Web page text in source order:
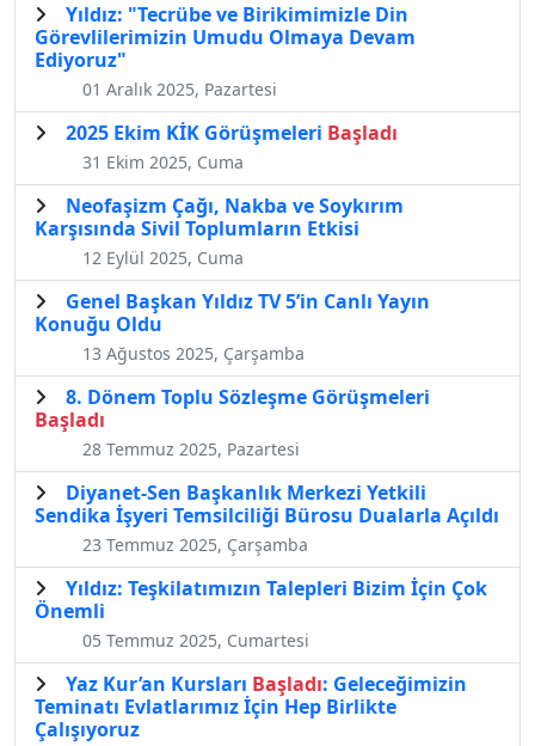
Yıldız: "Tecrübe ve Birikimimizle Din
Görevlilerimizin Umudu Olmaya Devam
Ediyoruz"
01 Aralık 2025, Pazartesi
2025 Ekim KİK Görüşmeleri Başladı
31 Ekim 2025, Cuma
Neofaşizm Çağı, Nakba ve Soykırım
Karşısında Sivil Toplumların Etkisi
12 Eylül 2025, Cuma
Genel Başkan Yıldız TV 5’in Canlı Yayın
Konuğu Oldu
13 Ağustos 2025, Çarşamba
8. Dönem Toplu Sözleşme Görüşmeleri
Başladı
28 Temmuz 2025, Pazartesi
Diyanet-Sen Başkanlık Merkezi Yetkili
Sendika İşyeri Temsilciliği Bürosu Dualarla Açıldı
23 Temmuz 2025, Çarşamba
Yıldız: Teşkilatımızın Talepleri Bizim İçin Çok
Önemli
05 Temmuz 2025, Cumartesi
Yaz Kur’an Kursları Başladı: Geleceğimizin
Teminatı Evlatlarımız İçin Hep Birlikte
Çalışıyoruz